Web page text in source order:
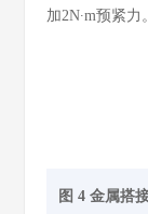
加2N·m预紧力。
图 4 金属搭